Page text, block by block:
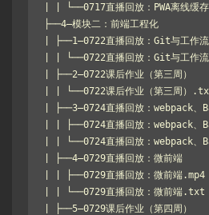
| | └──0717直播回放：PWA离线
├──4–模块二：前端工程化
| ├──1–0722直播回放：Git与工作
| | └──0722直播回放：Git与工作
| ├──2–0722课后作业（第三周）
| | └──0722课后作业（第三周）
| ├──3–0724直播回放：webpack
| | ├──0724直播回放：webpack、
| | └──0724直播回放：webpack
| ├──4–0729直播回放：微前端
| | ├──0729直播回放：微前端
| | └──0729直播回放：微前端
| ├──5–0729课后作业（第四周）